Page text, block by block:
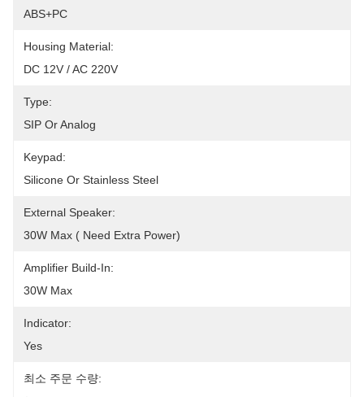
ABS+PC
Housing Material:
DC 12V / AC 220V
Type:
SIP Or Analog
Keypad:
Silicone Or Stainless Steel
External Speaker:
30W Max ( Need Extra Power)
Amplifier Build-In:
30W Max
Indicator:
Yes
최소 주문 수량: